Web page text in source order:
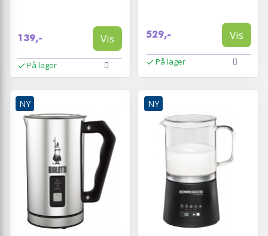
139,- Vis
På lager
529,- Vis
På lager
NY NY